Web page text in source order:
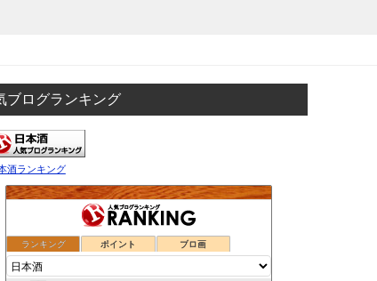
ブログランキング
酒ランキング
ランキング ポイント ブロ画